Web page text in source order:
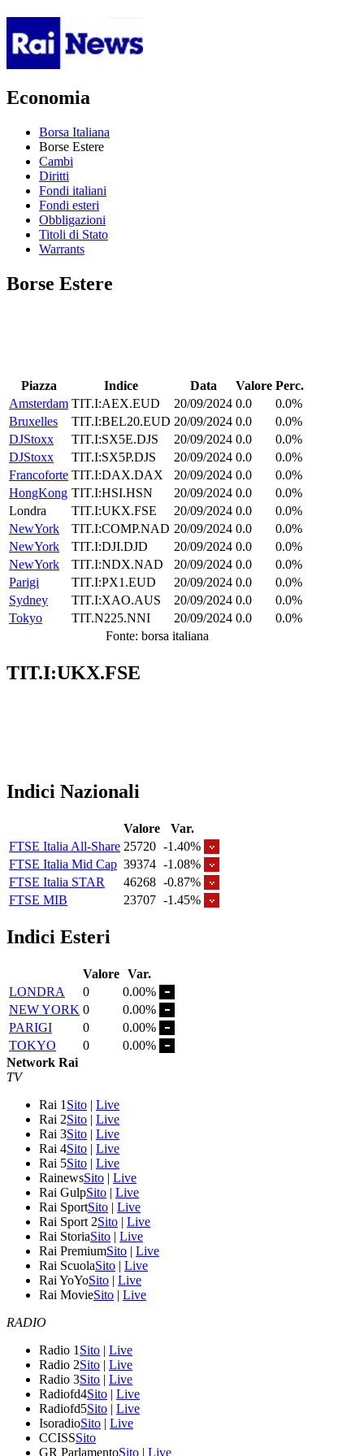
Economia
Borsa Italiana
Borse Estere
Cambi
Diritti
Fondi italiani
Fondi esteri
Obbligazioni
Titoli di Stato
Warrants
Borse Estere
Piazza Indice Data Valore Perc.
Amsterdam TIT.I:AEX.EUD 20/09/2024 0.0
0.0%
Bruxelles
TIT.I:BEL20.EUD 20/09/2024 0.0
0.0%
DJStoxx
TIT.I:SX5E.DJS 20/09/2024 0.0
0.0%
DJStoxx
TIT.I:SX5P.DJS 20/09/2024 0.0
0.0%
Francoforte TIT.I:DAX.DAX 20/09/2024 0.0
0.0%
HongKong TIT.I:HSI.HSN 20/09/2024 0.0
0.0%
Londra
TIT.I:UKX.FSE 20/09/2024 0.0
0.0%
NewYork
TIT.I:COMP.NAD 20/09/2024 0.0
0.0%
NewYork
TIT.I:DJI.DJD 20/09/2024 0.0
0.0%
NewYork
TIT.I:NDX.NAD 20/09/2024 0.0
0.0%
Parigi
TIT.I:PX1.EUD 20/09/2024 0.0
0.0%
Sydney
TIT.I:XAO.AUS 20/09/2024 0.0
0.0%
Tokyo
TIT.N225.NNI 20/09/2024 0.0
0.0%
Fonte: borsa italiana
TIT.I:UKX.FSE
Indici Nazionali
Valore
Var.
FTSE Italia All-Share 25720 -1.40%
FTSE Italia Mid Cap 39374 -1.08%
FTSE Italia STAR
46268 -0.87%
FTSE MIB
23707 -1.45%
Indici Esteri
Valore Var.
LONDRA
0
0.00%
NEW YORK 0
0.00%
PARIGI
0
0.00%
TOKYO
0
0.00%
Network Rai
TV
Rai 1 Sito | Live
Rai 2Sito | Live
Rai 3Sito | Live
Rai 4Sito | Live
Rai 5Sito | Live
RainewsSito | Live
Rai GulpSito | Live
Rai SportSito | Live
Rai Sport 2Sito | Live
Rai StoriaSito | Live
Rai PremiumSito | Live
Rai ScuolaSito | Live
Rai YoYoSito | Live
Rai MovieSito | Live
RADIO
Radio 1 Sito | Live
Radio 2Sito | Live
Radio 3Sito | Live
Radiofd4Sito | Live
Radiofd5Sito | Live
IsoradioSito | Live
CCISSSito
GR ParlamentoSito | Live